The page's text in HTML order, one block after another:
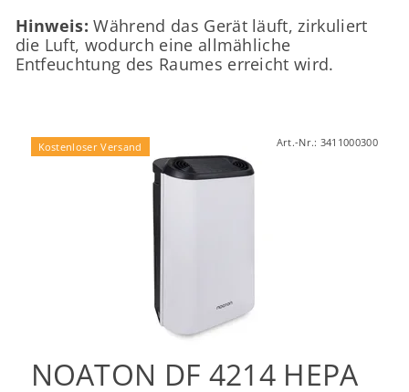
Hinweis: Während das Gerät läuft, zirkuliert
die Luft, wodurch eine allmähliche
Entfeuchtung des Raumes erreicht wird.
Kostenloser Versand Art.-Nr.: 3411000300
NOATON DF 4214 HEPA